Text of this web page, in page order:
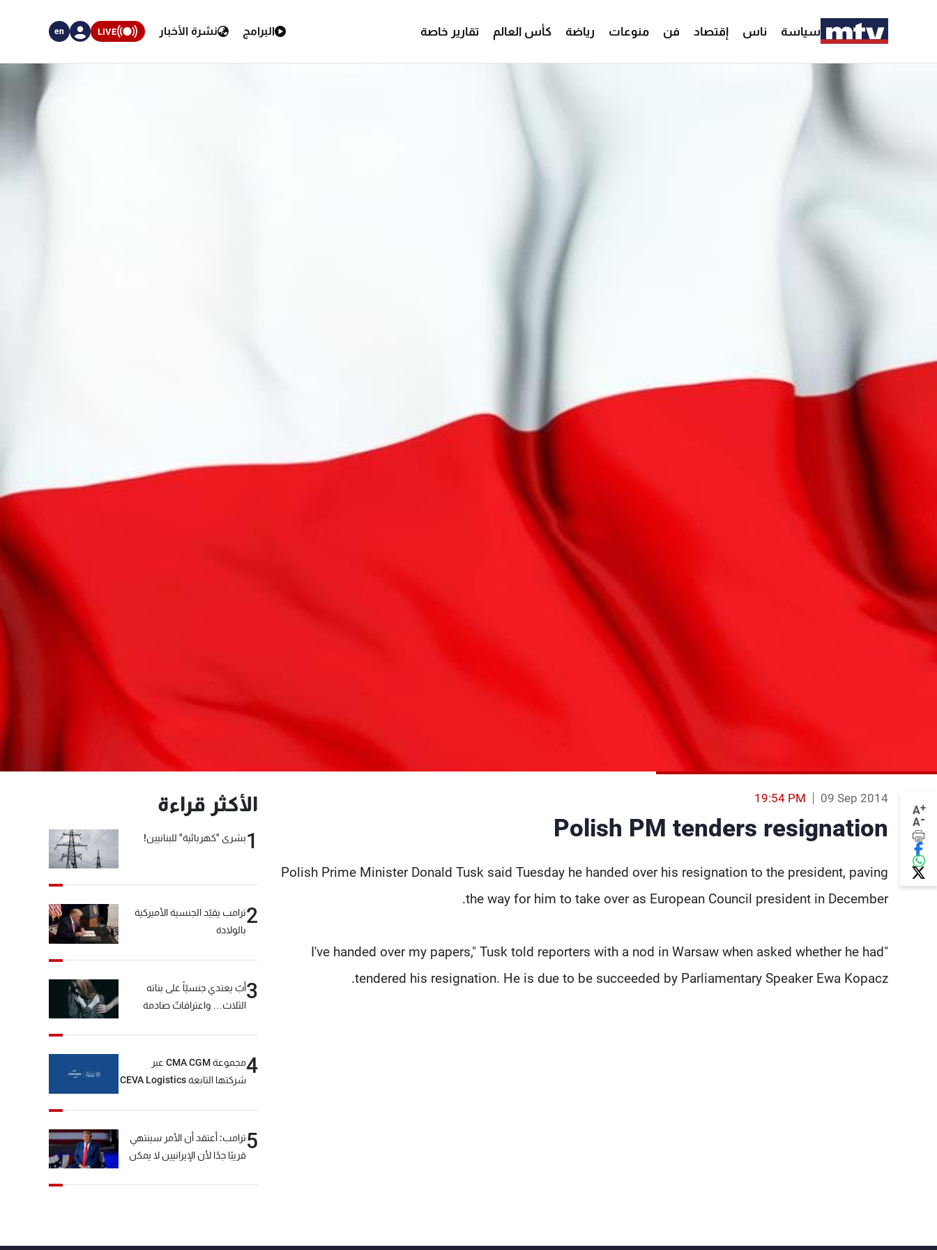
سياسة ناس إقتصاد فن منوعات رياضة كأس العالم تقارير خاصة البرامج نشرة الأخبار LIVE
en
A+
A-
09 Sep 2014
19:54 PM
Polish PM tenders resignation
Polish Prime Minister Donald Tusk said Tuesday he handed over his resignation to the president, paving
the way for him to take over as European Council president in December.
"I've handed over my papers," Tusk told reporters with a nod in Warsaw when asked whether he had
tendered his resignation. He is due to be succeeded by Parliamentary Speaker Ewa Kopacz.
الأكثر قراءة
1بشرى "كهربائية" للبنانيين!
2ترامب يقيّد الجنسية الأميركية
بالولادة
3أبٌ يعتدي جنسيّاً على بناته
الثلاث… واعترافاتٌ صادمة
4
مجموعة CMA CGM عبر
شركتها التابعة CEVA Logistics
5ترامب: أعتقد أن الأمر سينتهي
قريبًا جدًا لأن الإيرانيين لا يمكن